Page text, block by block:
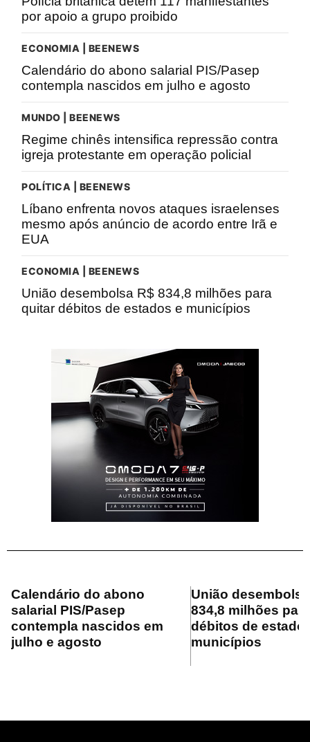
por apoio a grupo proibido
ECONOMIA | BEENEWS
Calendário do abono salarial PIS/Pasep
contempla nascidos em julho e agosto
MUNDO | BEENEWS
Regime chinês intensifica repressão contra
igreja protestante em operação policial
POLÍTICA | BEENEWS
Líbano enfrenta novos ataques israelenses
mesmo após anúncio de acordo entre Irã e
EUA
ECONOMIA | BEENEWS
União desembolsa R$ 834,8 milhões para
quitar débitos de estados e municípios
Calendário do abono
salarial PIS/Pasep
contempla nascidos em
julho e agosto
União
834,8 milhões
débitos de
municípios